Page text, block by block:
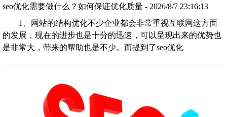
seo优化需要做什么？如何保证优化质量 - 2026/8/7 23:16:13
1、网站的结构优化不少企业都会非常重视互联网这方面
的发展，现在的进步也是十分的迅速，可以呈现出来的优势也
是非常大，带来的帮助也是不少。而提到了seo优化